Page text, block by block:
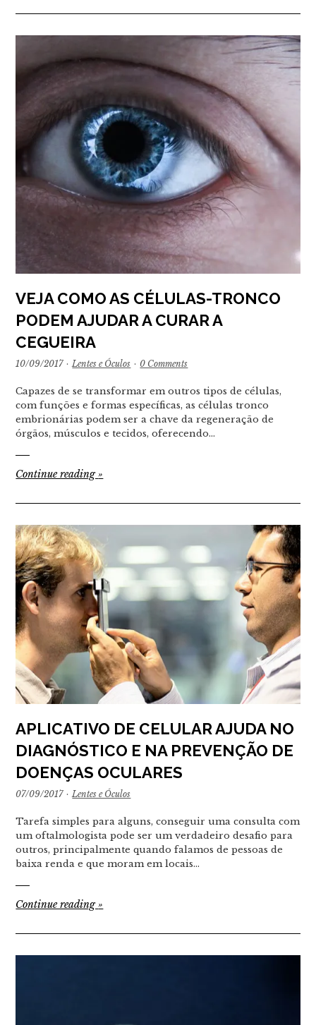
VEJA COMO AS CÉLULAS-TRONCO
PODEM AJUDAR A CURAR A
CEGUEIRA
10/09/2017 · Lentes e Óculos · 0 Comments
Capazes de se transformar em outros tipos de células,
com funções e formas específicas, as células tronco
embrionárias podem ser a chave da regeneração de
órgãos, músculos e tecidos, oferecendo…
Continue reading»
APLICATIVO DE CELULAR AJUDA NO
DIAGNÓSTICO E NA PREVENÇÃO DE
DOENÇAS OCULARES
07/09/2017 · Lentes e Óculos
Tarefa simples para alguns, conseguir uma consulta com
um oftalmologista pode ser um verdadeiro desafio para
outros, principalmente quando falamos de pessoas de
baixa renda e que moram em locais…
Continue reading»